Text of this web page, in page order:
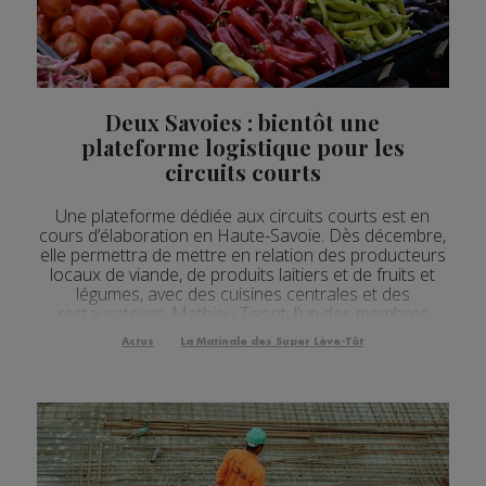
04.08.2026 Actualités Régionales 08h04 3'02"
04.08.2026 Actualités Régionales 07h30
Actualités Régionales 13h04 2'24"
03.08.2026 Actualités Régionales 10h05 3'49"
03.08.2026 Actualités Régionales 09h32 2'15"
03.08.2026 Actualités Régionales 08h05 3'36"
03.08.2026 Actualités Régionales 07h33 2'34"
Deux Savoies : bientôt une
plateforme logistique pour les
circuits courts
Une plateforme dédiée aux circuits courts est en
cours d’élaboration en Haute-Savoie. Dès décembre,
elle permettra de mettre en relation des producteurs
locaux de viande, de produits laitiers et de fruits et
légumes, avec des cuisines centrales et des
restaurateurs. Mathieu Tissot, l’un des membres
fondateurs de cette plate-forme, nous explique
comment ce projet est né. [Fichier audio] La p...
Actus La Matinale des Super Lève-Tôt